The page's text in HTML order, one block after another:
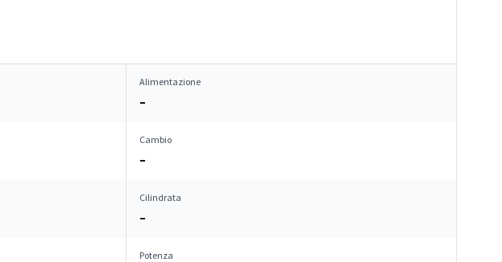
Alimentazione
–
Cambio
–
Cilindrata
–
Potenza